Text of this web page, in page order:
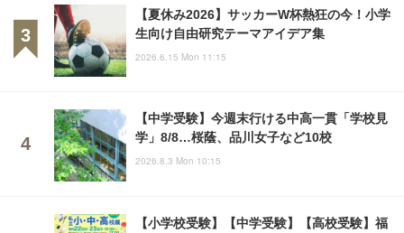
【夏休み2026】サッカーW杯熱狂の今！小学
生向け自由研究テーマアイデア集
2026.6.15 Mon 11:15
【中学受験】今週末行ける中高一貫「学校見
学」8/8…桜蔭、品川女子など10校
2026.8.3 Mon 10:15
【小学校受験】【中学受験】【高校受験】福